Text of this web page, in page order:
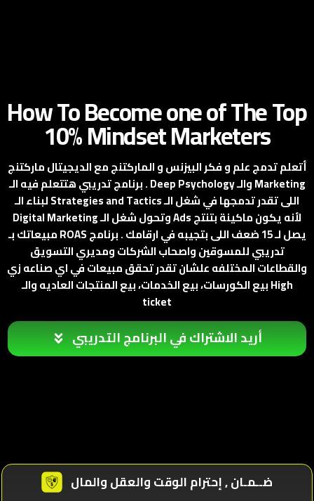
How To Become one of The Top
10% Mindset Marketers
أتعلم تدمج علم و فكر البيزنس و الماركتنج مع الديجيتال ماركتنج
. برنامج تدريبي هتتعلم فيه الـ Deep Psychology والـ Marketing
لبناء الـ Strategies and Tactics اللى تقدر تدمجها في شغل الـ
Digital Marketing وتحول شغل الـ Ads لأنه يكون ماكينة بتنتج
مبيعاتك بـ ROAS يصل لـ 15 ضعف اللى بتجيبه في ارقامك . برنامج
تدريبي للمسوقين واصحاب الشركات ومديري التسويق
والقطاعات المختلفه علشان تقدر تحقق مبيعات في اي صناعه زي
بيع الكورسات، بيع الخدمات، بيع المنتجات العاديه والـ High
ticket
أريد الاشتراك في البرنامج التدريبي
ضــمـان , إحترام الوقت والعقل والمال